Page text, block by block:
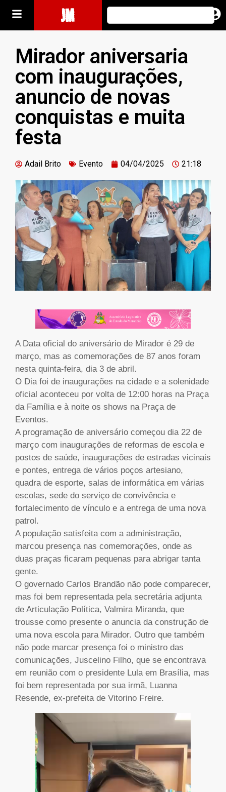
JM
Mirador aniversaria
com inaugurações,
anuncio de novas
conquistas e muita
festa
Adail Brito Evento 04/04/2025 21:18
A Data oficial do aniversário de Mirador é 29 de
março, mas as comemorações de 87 anos foram
nesta quinta-feira, dia 3 de abril.
O Dia foi de inaugurações na cidade e a solenidade
oficial aconteceu por volta de 12:00 horas na Praça
da Família e à noite os shows na Praça de
Eventos.
A programação de aniversário começou dia 22 de
março com inaugurações de reformas de escola e
postos de saúde, inaugurações de estradas vicinais
e pontes, entrega de vários poços artesiano,
quadra de esporte, salas de informática em várias
escolas, sede do serviço de convivência e
fortalecimento de vínculo e a entrega de uma nova
patrol.
A população satisfeita com a administração,
marcou presença nas comemorações, onde as
duas praças ficaram pequenas para abrigar tanta
gente.
O governado Carlos Brandão não pode comparecer,
mas foi bem representada pela secretária adjunta
de Articulação Política, Valmira Miranda, que
trousse como presente o anuncia da construção de
uma nova escola para Mirador. Outro que também
não pode marcar presença foi o ministro das
comunicações, Juscelino Filho, que se encontrava
em reunião com o presidente Lula em Brasília, mas
foi bem representada por sua irmã, Luanna
Resende, ex-prefeita de Vitorino Freire.